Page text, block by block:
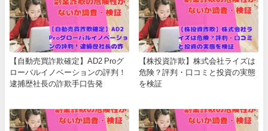
【自動売買詐欺確定】AD2 Proグ
ローバルイノベーションの評判！
逮捕歴社長の詐欺手口告発
【株投資詐欺】株式会社ライズは
危険？評判・口コミと投資の実態
を検証